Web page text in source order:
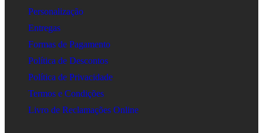
Personalização
Entregas
Formas de Pagamento
Política de Descontos
Política de Privacidade
Termos e Condições
Livro de Reclamações Online